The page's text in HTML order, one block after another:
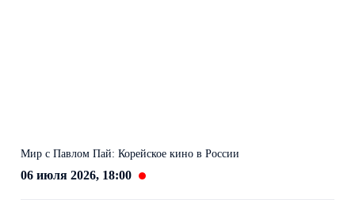
Мир с Павлом Пай: Корейское кино в России
06 июля 2026, 18:00